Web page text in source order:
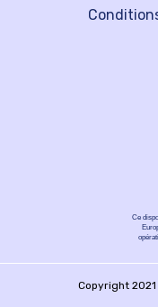
Ce
Copyright 2021